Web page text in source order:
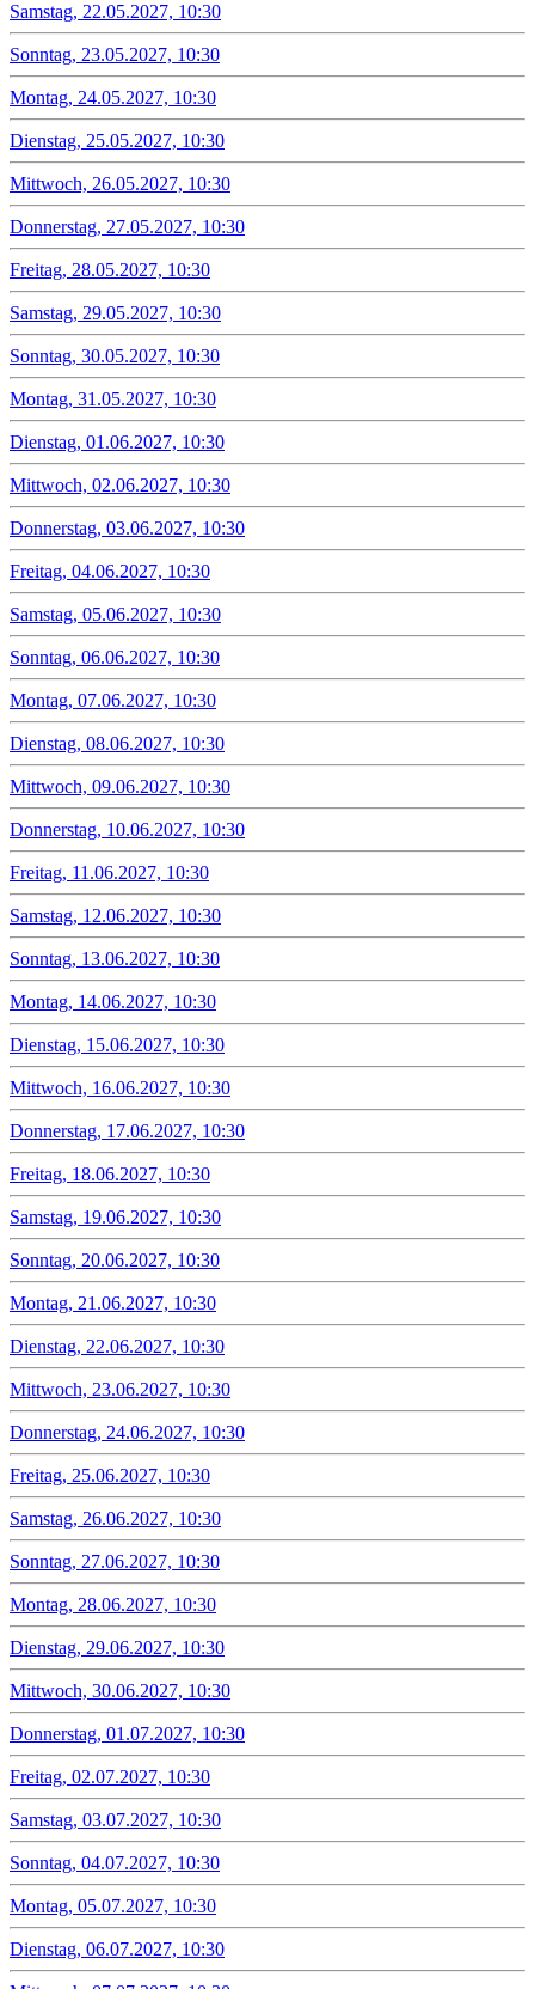
Samstag, 22.05.2027, 10:30
Sonntag, 23.05.2027, 10:30
Montag, 24.05.2027, 10:30
Dienstag, 25.05.2027, 10:30
Mittwoch, 26.05.2027, 10:30
Donnerstag, 27.05.2027, 10:30
Freitag, 28.05.2027, 10:30
Samstag, 29.05.2027, 10:30
Sonntag, 30.05.2027, 10:30
Montag, 31.05.2027, 10:30
Dienstag, 01.06.2027, 10:30
Mittwoch, 02.06.2027, 10:30
Donnerstag, 03.06.2027, 10:30
Freitag, 04.06.2027, 10:30
Samstag, 05.06.2027, 10:30
Sonntag, 06.06.2027, 10:30
Montag, 07.06.2027, 10:30
Dienstag, 08.06.2027, 10:30
Mittwoch, 09.06.2027, 10:30
Donnerstag, 10.06.2027, 10:30
Freitag, 11.06.2027, 10:30
Samstag, 12.06.2027, 10:30
Sonntag, 13.06.2027, 10:30
Montag, 14.06.2027, 10:30
Dienstag, 15.06.2027, 10:30
Mittwoch, 16.06.2027, 10:30
Donnerstag, 17.06.2027, 10:30
Freitag, 18.06.2027, 10:30
Samstag, 19.06.2027, 10:30
Sonntag, 20.06.2027, 10:30
Montag, 21.06.2027, 10:30
Dienstag, 22.06.2027, 10:30
Mittwoch, 23.06.2027, 10:30
Donnerstag, 24.06.2027, 10:30
Freitag, 25.06.2027, 10:30
Samstag, 26.06.2027, 10:30
Sonntag, 27.06.2027, 10:30
Montag, 28.06.2027, 10:30
Dienstag, 29.06.2027, 10:30
Mittwoch, 30.06.2027, 10:30
Donnerstag, 01.07.2027, 10:30
Freitag, 02.07.2027, 10:30
Samstag, 03.07.2027, 10:30
Sonntag, 04.07.2027, 10:30
Montag, 05.07.2027, 10:30
Dienstag, 06.07.2027, 10:30